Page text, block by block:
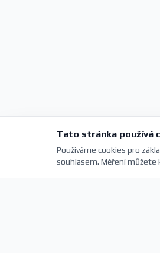
Tato stránka používá
Používáme cookies pro
souhlasem. Měření můžete